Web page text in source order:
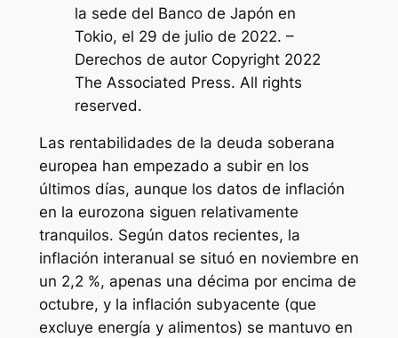
la sede del Banco de Japón en
Tokio, el 29 de julio de 2022. –
Derechos de autor Copyright 2022
The Associated Press. All rights
reserved.
Las rentabilidades de la deuda soberana
europea han empezado a subir en los
últimos días, aunque los datos de inflación
en la eurozona siguen relativamente
tranquilos. Según datos recientes, la
inflación interanual se situó en noviembre en
un 2,2 %, apenas una décima por encima de
octubre, y la inflación subyacente (que
excluye energía y alimentos) se mantuvo en